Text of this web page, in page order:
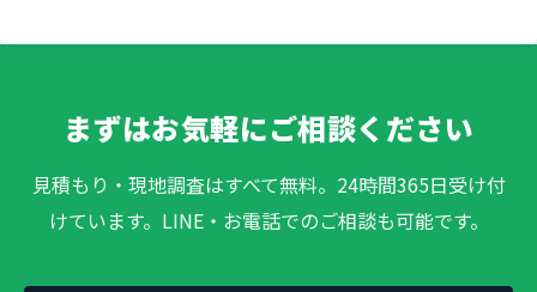
まずはお気軽にご相談ください
見積もり・現地調査はすべて無料。24時間365日受け付
けています。LINE・お電話でのご相談も可能です。